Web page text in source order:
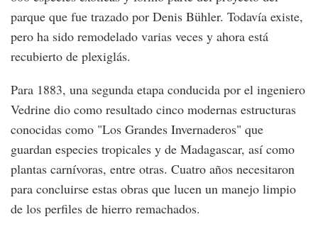
parque que fue trazado por Denis Bühler. Todavía existe,
pero ha sido remodelado varias veces y ahora está
recubierto de plexiglás.
Para 1883, una segunda etapa conducida por el ingeniero
Vedrine dio como resultado cinco modernas estructuras
conocidas como "Los Grandes Invernaderos" que
guardan especies tropicales y de Madagascar, así como
plantas carnívoras, entre otras. Cuatro años necesitaron
para concluirse estas obras que lucen un manejo limpio
de los perfiles de hierro remachados.